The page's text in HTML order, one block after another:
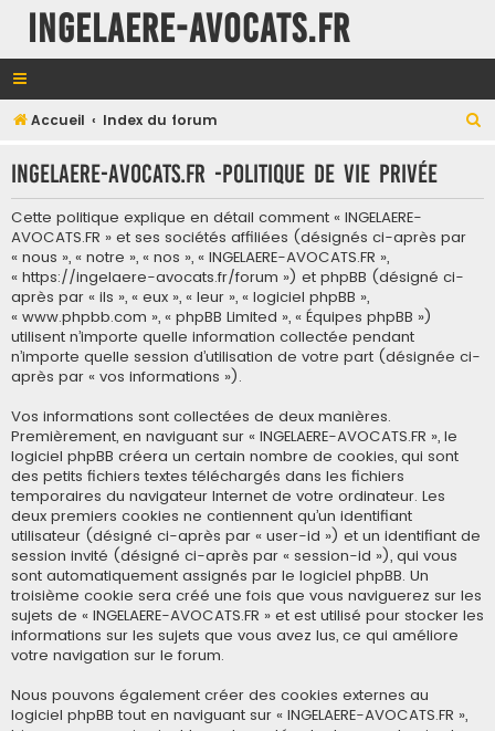
INGELAERE-AVOCATS.FR
Accueil Index du forum
h
INGELAERE-AVOCATS.FR -Politique de vie privée
Cette politique explique en détail comment « INGELAERE-
AVOCATS.FR » et ses sociétés affiliées (désignés ci-après par
« nous », « notre », « nos », « INGELAERE-AVOCATS.FR »,
« https://ingelaere-avocats.fr/forum ») et phpBB (désigné ci-
après par « ils », « eux », « leur », « logiciel phpBB »,
« www.phpbb.com », « phpBB Limited », « Équipes phpBB »)
utilisent n’importe quelle information collectée pendant
n’importe quelle session d’utilisation de votre part (désignée ci-
après par « vos informations »).
Vos informations sont collectées de deux manières.
Premièrement, en naviguant sur « INGELAERE-AVOCATS.FR », le
logiciel phpBB créera un certain nombre de cookies, qui sont
des petits fichiers textes téléchargés dans les fichiers
temporaires du navigateur Internet de votre ordinateur. Les
deux premiers cookies ne contiennent qu’un identifiant
utilisateur (désigné ci-après par « user-id ») et un identifiant de
session invité (désigné ci-après par « session-id »), qui vous
sont automatiquement assignés par le logiciel phpBB. Un
troisième cookie sera créé une fois que vous naviguerez sur les
sujets de « INGELAERE-AVOCATS.FR » et est utilisé pour stocker les
informations sur les sujets que vous avez lus, ce qui améliore
votre navigation sur le forum.
Nous pouvons également créer des cookies externes au
logiciel phpBB tout en naviguant sur « INGELAERE-AVOCATS.FR »,